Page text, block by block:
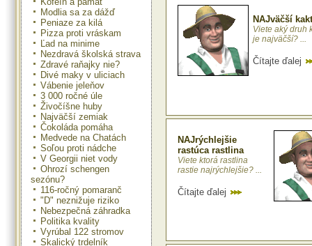
Modlia sa za dážď
Peniaze za kilá
Pizza proti vráskam
Ľad na minime
Nezdravá školská strava
Zdravé raňajky nie?
Divé maky v uliciach
Vábenie jeleňov
3 000 ročné úle
Živočíšne huby
Najväčší zemiak
Čokoláda pomáha
Medvede na Chatách
Soľou proti nádche
V Georgii niet vody
Ohrozí schengen
sezónu?
116-ročný pomaranč
"D" neznižuje riziko
Nebezpečná záhradka
Politika kvality
Vyrúbal 122 stromov
Skalický trdelník
NAJväčší
Viete aký druh
je najväčší? ...
Čítajte ďalej
NAJrýchlejšie
rastúca rastlina
Viete ktorá rastlina
rastie najrýchlejšie? ...
Čítajte ďalej